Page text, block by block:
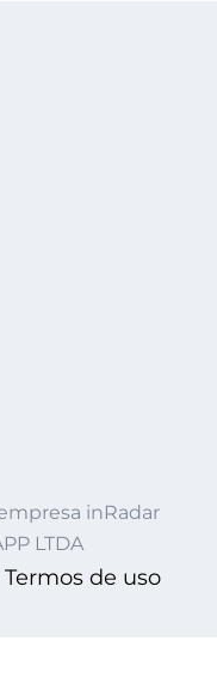
inRadar
LTDA
Termos de uso